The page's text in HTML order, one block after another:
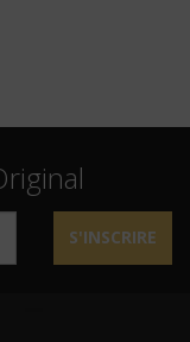
S'INSCRIRE